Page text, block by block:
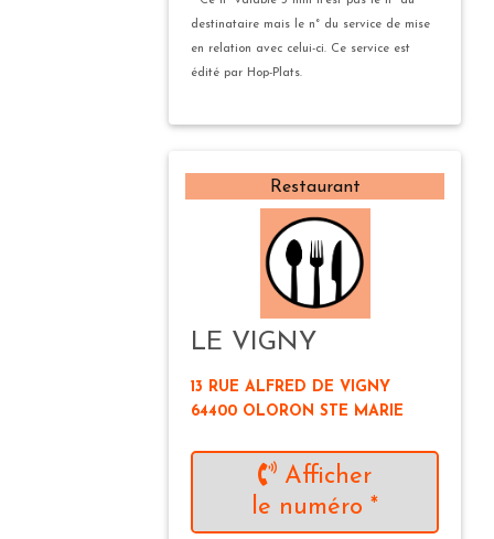
destinataire mais le n° du service de mise
en relation avec celui-ci. Ce service est
édité par Hop-Plats.
Restaurant
LE VIGNY
13 RUE ALFRED DE VIGNY
64400 OLORON STE MARIE
Afficher
le numéro *